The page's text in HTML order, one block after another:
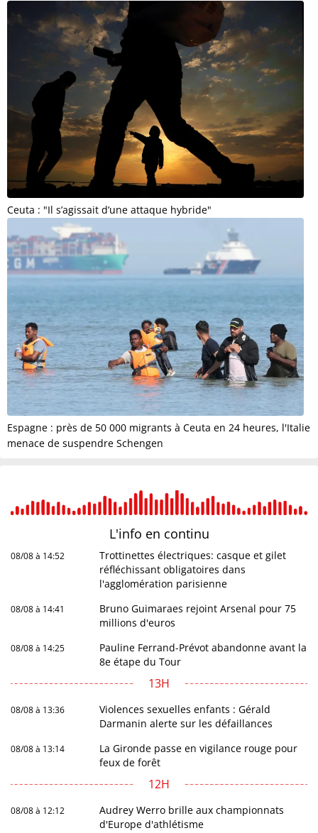
Ceuta : "Il s’agissait d’une attaque hybride"
Espagne : près de 50 000 migrants à Ceuta en 24 heures, l'Italie
menace de suspendre Schengen
L'info en continu
08/08 à 14:52
Trottinettes électriques: casque et gilet
réfléchissant obligatoires dans
l'agglomération parisienne
08/08 à 14:41
Bruno Guimaraes rejoint Arsenal pour 75
millions d'euros
08/08 à 14:25
Pauline Ferrand-Prévot abandonne avant la
8e étape du Tour
13H
08/08 à 13:36
Violences sexuelles enfants : Gérald
Darmanin alerte sur les défaillances
08/08 à 13:14
La Gironde passe en vigilance rouge pour
feux de forêt
12H
08/08 à 12:12
Audrey Werro brille aux championnats
d'Europe d'athlétisme